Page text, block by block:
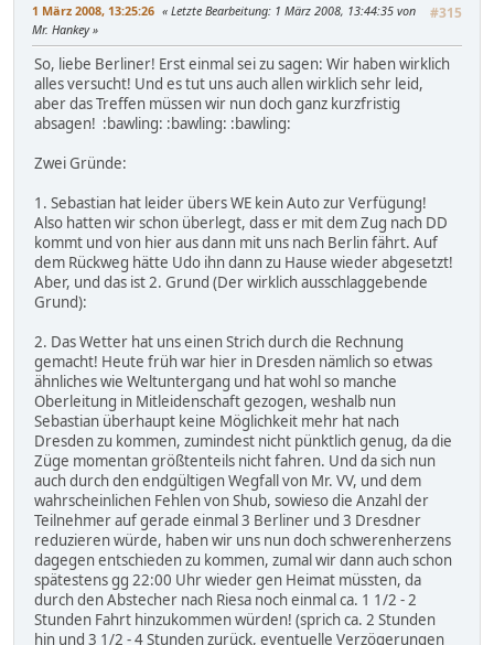
1 März 2008, 13:25:26 #315
Letzte Bearbeitung: 1 März 2008, 13:44:35 von
Mr. Hankey
So, liebe Berliner! Erst einmal sei zu sagen: Wir haben wirklich
alles versucht! Und es tut uns auch allen wirklich sehr leid,
aber das Treffen müssen wir nun doch ganz kurzfristig
absagen! :bawling: :bawling: :bawling:
Zwei Gründe:
1. Sebastian hat leider übers WE kein Auto zur Verfügung!
Also hatten wir schon überlegt, dass er mit dem Zug nach DD
kommt und von hier aus dann mit uns nach Berlin fährt. Auf
dem Rückweg hätte Udo ihn dann zu Hause wieder abgesetzt!
Aber, und das ist 2. Grund (Der wirklich ausschlaggebende
Grund):
2. Das Wetter hat uns einen Strich durch die Rechnung
gemacht! Heute früh war hier in Dresden nämlich so etwas
ähnliches wie Weltuntergang und hat wohl so manche
Oberleitung in Mitleidenschaft gezogen, weshalb nun
Sebastian überhaupt keine Möglichkeit mehr hat nach
Dresden zu kommen, zumindest nicht pünktlich genug, da die
Züge momentan größtenteils nicht fahren. Und da sich nun
auch durch den endgültigen Wegfall von Mr. VV, und dem
wahrscheinlichen Fehlen von Shub, sowieso die Anzahl der
Teilnehmer auf gerade einmal 3 Berliner und 3 Dresdner
reduzieren würde, haben wir uns nun doch schwerenherzens
dagegen entschieden zu kommen, zumal wir dann auch schon
spätestens gg 22:00 Uhr wieder gen Heimat müssten, da
durch den Abstecher nach Riesa noch einmal ca. 1 1/2 - 2
Stunden Fahrt hinzukommen würden! (sprich ca. 2 Stunden
hin und 3 1/2 - 4 Stunden zurück, eventuelle Verzögerungen